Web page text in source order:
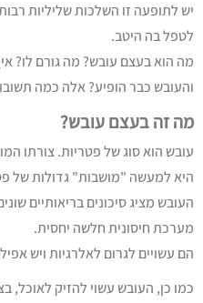
יש לתופעה זו השלכות שליליות
לטפל בה היטב.
מה הוא בעצם עובש? מה גורם לו?
והעובש כבר הופיע? אלה כמה
מה זה בעצם עובש?
עובש הוא סוג של פטריות. צורתו
היא למעשה "מושבות" גדולות של
העובש מציג סיכונים בריאותיים
מערכת חיסונית חלשה יחסית.
הם עשויים לגרום לאלרגיות ויש
כמו כן, העובש עשוי להזיק לאוכל,